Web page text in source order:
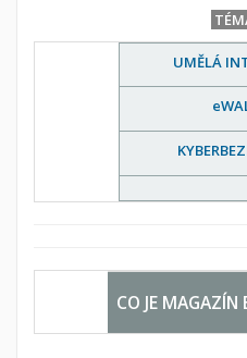
UMĚLÁ
CO JE MAGAZÍN